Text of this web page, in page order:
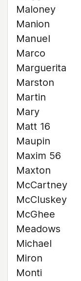
Maloney
Manion
Manuel
Marco
Marguerita
Marston
Martin
Mary
Matt 16
Maupin
Maxim 56
Maxton
McCartney
McCluskey
McGhee
Meadows
Michael
Miron
Monti